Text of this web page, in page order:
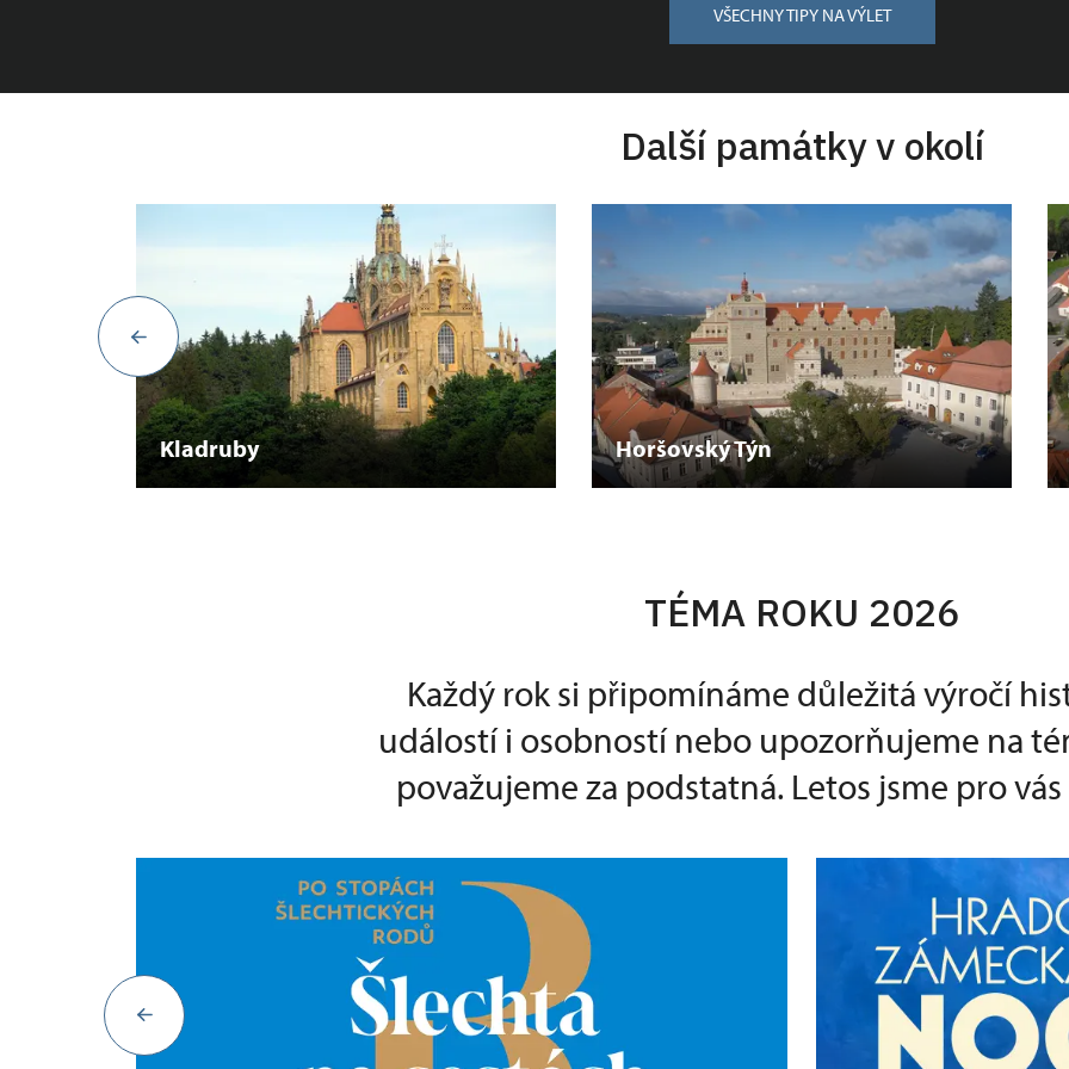
VŠECHNY TIPY NA VÝLET
Další památky v okolí
Kladruby Horšovský Týn
TÉMA ROKU 2026
Každý rok si připomínáme důležitá výročí
událostí i osobností nebo upozorňujeme na
považujeme za podstatná. Letos jsme pro